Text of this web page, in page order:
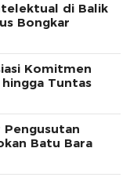
di Balik
Bongkar
Komitmen
Tuntas
Pengusutan
Batu Bara